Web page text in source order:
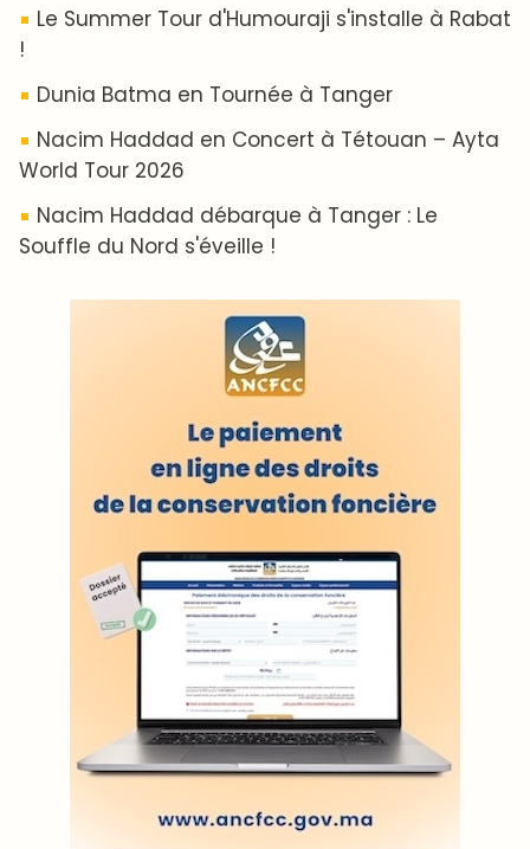
Le Summer Tour d'Humouraji s'installe à Rabat
!
Dunia Batma en Tournée à Tanger
Nacim Haddad en Concert à Tétouan – Ayta
World Tour 2026
Nacim Haddad débarque à Tanger : Le
Souffle du Nord s'éveille !